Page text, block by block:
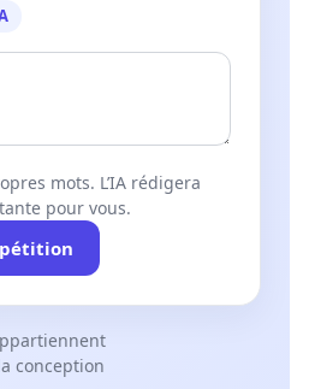
mots. L’IA rédigera
pour vous.
conception